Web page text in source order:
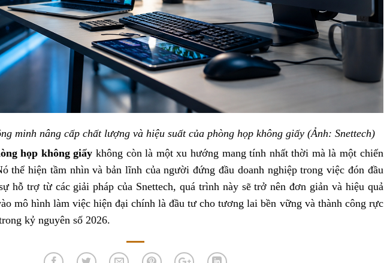
minh nâng cấp chất lượng và hiệu suất của phòng họp không giấy (Ảnh: Snettech)
họp không giấy không còn là một xu hướng mang tính nhất thời mà là một chiến
thể hiện tầm nhìn và bản lĩnh của người đứng đầu doanh nghiệp trong việc đón đầu
hỗ trợ từ các giải pháp của Snettech, quá trình này sẽ trở nên đơn giản và hiệu quả
mô hình làm việc hiện đại chính là đầu tư cho tương lai bền vững và thành công rực
kỷ nguyên số 2026.